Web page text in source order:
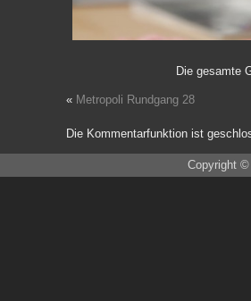
Die gesamte
« Metropoli Rundgang 28
Die Kommentarfunktion ist
Copyright ©